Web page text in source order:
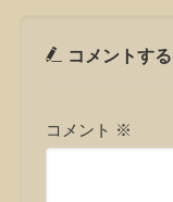
コメントする
コメント ※